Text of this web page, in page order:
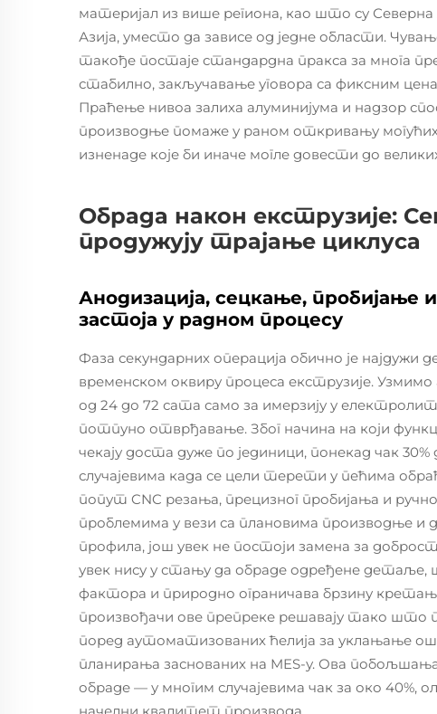
материјал из више региона, као што су
Азија, уместо да зависе од једне области.
такође постаје стандардна пракса за многа
стабилно, закључавање уговора са фиксним
Праћење нивоа залиха алуминијума и надзор
производње помаже у раном откривању
изненаде које би иначе могле довести до
Обрада након екструзије:
продужују трајање циклуса
Анодизација, сецкање,
застоја у радном процесу
Фаза секундарних операција обично је најдужи
временском оквиру процеса екструзије.
од 24 до 72 сата само за имерзију у
потпуно отврђавање. Због начина на који
чекају доста дуже по јединици, понекад чак
случајевима када се цели терети у пећима
попут CNC резања, прецизног пробијања и
проблемима у вези са плановима производње
профила, још увек не постоји замена за
увек нису у стању да обраде одређене детаље,
фактора и природно ограничава брзину
произвођачи ове препреке решавају тако што
поред аутоматизованих ћелија за уклањање
планирања заснованих на MES-у. Ова побољшања
обраде — у многим случајевима чак за око 40%,